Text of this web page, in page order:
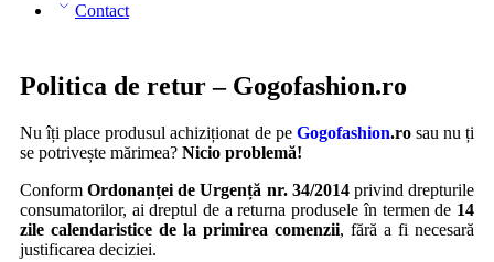
Contact
Politica de retur – Gogofashion.ro
Nu îți place produsul achiziționat de pe Gogofashion.rosau nu ți
se potrivește mărimea? Nicio problemă!
ConformOrdonanței de Urgență nr. 34/2014privind drepturile
consumatorilor, ai dreptul de a returna produsele în termen de 14
zile calendaristice de la primirea comenzii, fără a fi necesară
justificarea deciziei.